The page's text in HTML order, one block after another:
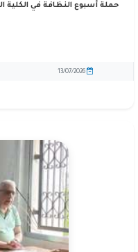
حملة أسبوع النظافة في الكلية